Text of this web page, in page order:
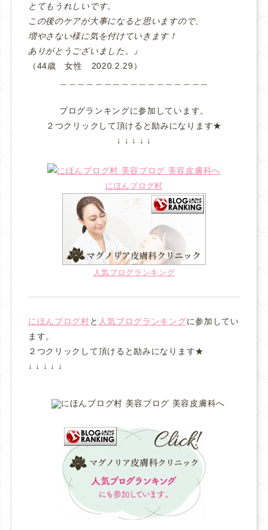
とてもうれしいです。
この後のケアが大事になると思いますので、
増やさない様に気を付けていきます！
ありがとうございました。』
（44歳 女性 2020.2.29）
ブログランキングに参加しています。
２つクリックして頂けると励みになります★
↓ ↓ ↓ ↓ ↓
にほんブログ村
人気ブログランキング
にほんブログ村と 人気ブログランキングに参加してい
ます。
２つクリックして頂けると励みになります★
↓ ↓ ↓ ↓ ↓